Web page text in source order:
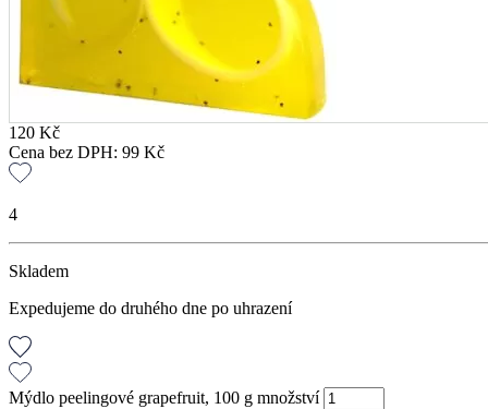
120 Kč
Cena bez DPH: 99 Kč
4
Skladem
Expedujeme do druhého dne po uhrazení
Mýdlo peelingové grapefruit, 100 g množství